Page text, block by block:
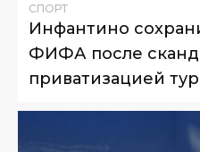
СПОРТ
Инфантино
ФИФА после
приватизацией